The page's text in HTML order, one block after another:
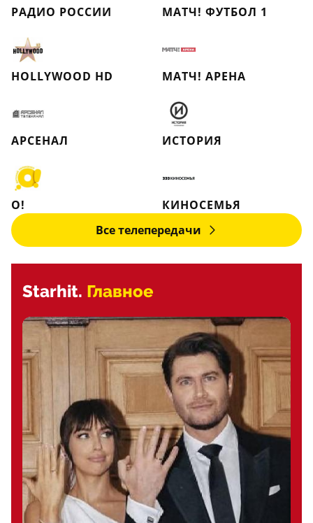
РАДИО РОССИИ МАТЧ! ФУТБОЛ 1
HOLLYWOOD HD МАТЧ! АРЕНА
АРСЕНАЛ ИСТОРИЯ
О!
КИНОСЕМЬЯ
Все телепередачи
Starhit. Главное